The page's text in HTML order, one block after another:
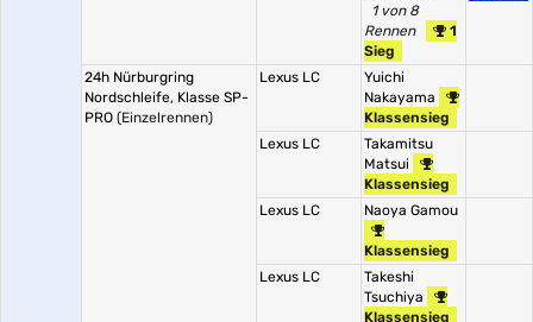
1 von 8
Rennen
1
Sieg
24h Nürburgring
Nordschleife, Klasse SP-
PRO (Einzelrennen)
Lexus LC
Yuichi
Nakayama
Klassensieg
Lexus LC
Takamitsu
Matsui
Klassensieg
Lexus LC
Naoya Gamou
Klassensieg
Lexus LC
Takeshi
Tsuchiya
Klassensieg